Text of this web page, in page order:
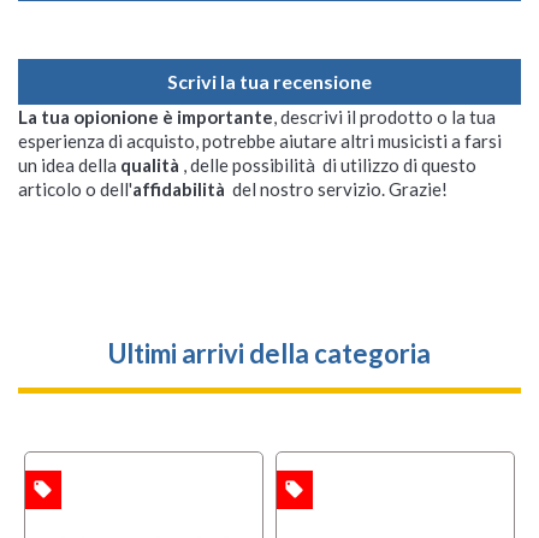
Scrivi la tua recensione
La tua opionione è importante, descrivi il prodotto o la tua
esperienza di acquisto, potrebbe aiutare altri musicisti a farsi
un idea della qualità , delle possibilità di utilizzo di questo
articolo o dell'affidabilità del nostro servizio. Grazie!
Ultimi arrivi della categoria
local_offer local_offer